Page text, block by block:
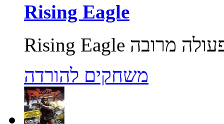
Rising Eagle
משחקים להורדה